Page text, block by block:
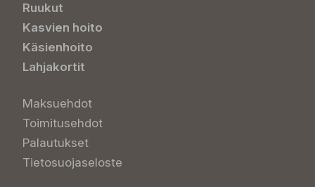
Ruukut
Kasvien hoito
Käsienhoito
Lahjakortit
Maksuehdot
Toimitusehdot
Palautukset
Tietosuojaseloste